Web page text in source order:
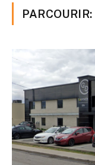
PARCOURIR: